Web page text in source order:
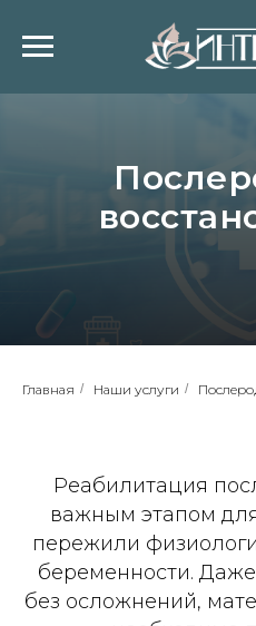
Главная / Наши услуги /
Реабилитация
важным этапом
пережили
беременности.
без осложнений,